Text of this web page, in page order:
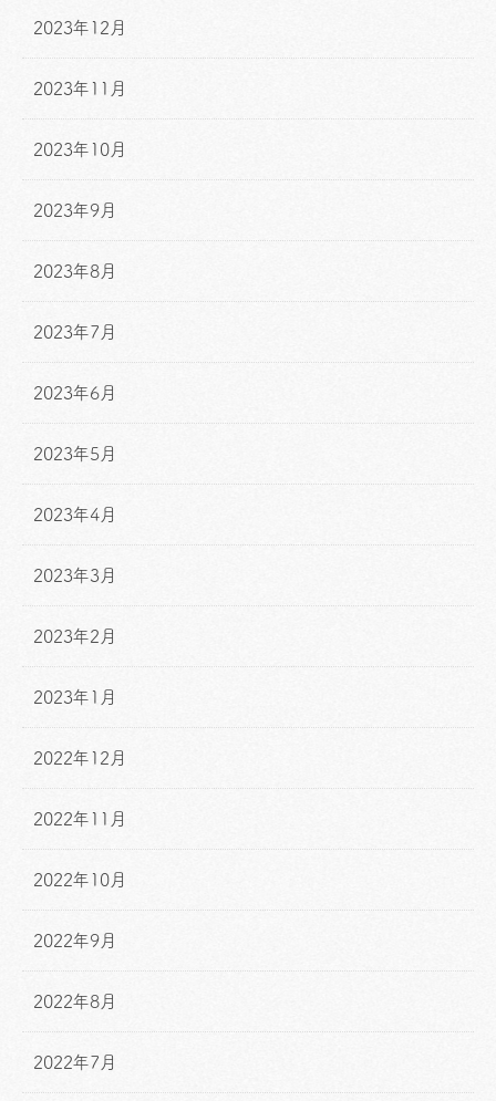
2023年12月
2023年11月
2023年10月
2023年9月
2023年8月
2023年7月
2023年6月
2023年5月
2023年4月
2023年3月
2023年2月
2023年1月
2022年12月
2022年11月
2022年10月
2022年9月
2022年8月
2022年7月